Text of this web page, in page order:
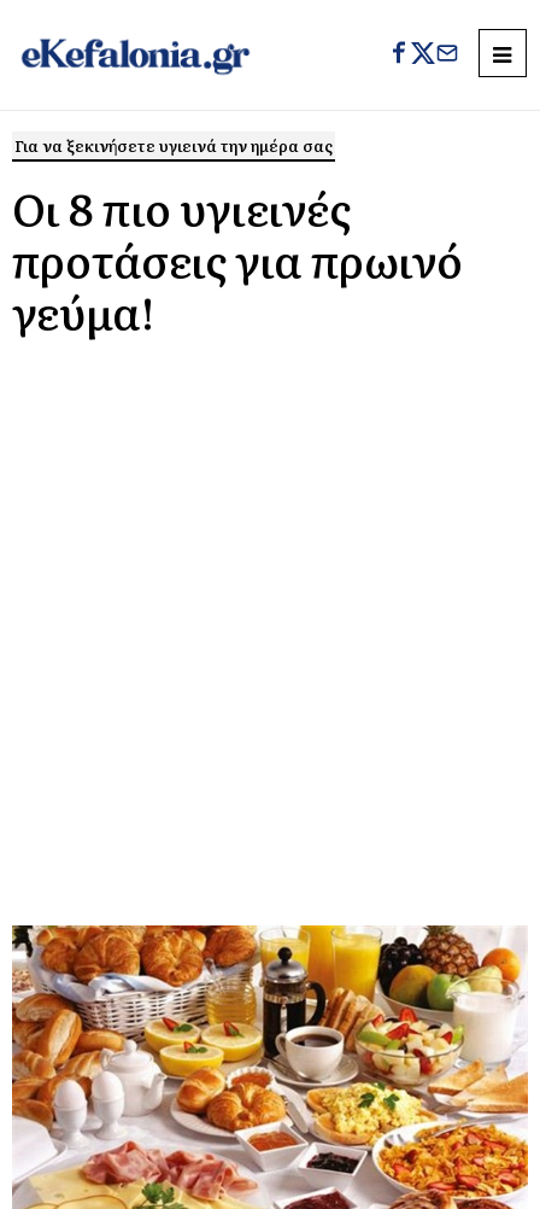
Για να ξεκινήσετε υγιεινά την ημέρα σας
Οι 8 πιο υγιεινές
προτάσεις για πρωινό
γεύμα!